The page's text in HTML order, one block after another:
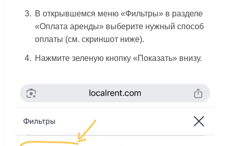
В открывшемся меню «Фильтры» в разделе
«Оплата аренды» выберите нужный способ
оплаты (см. скриншот ниже).
Нажмите зеленую кнопку «Показать» внизу.